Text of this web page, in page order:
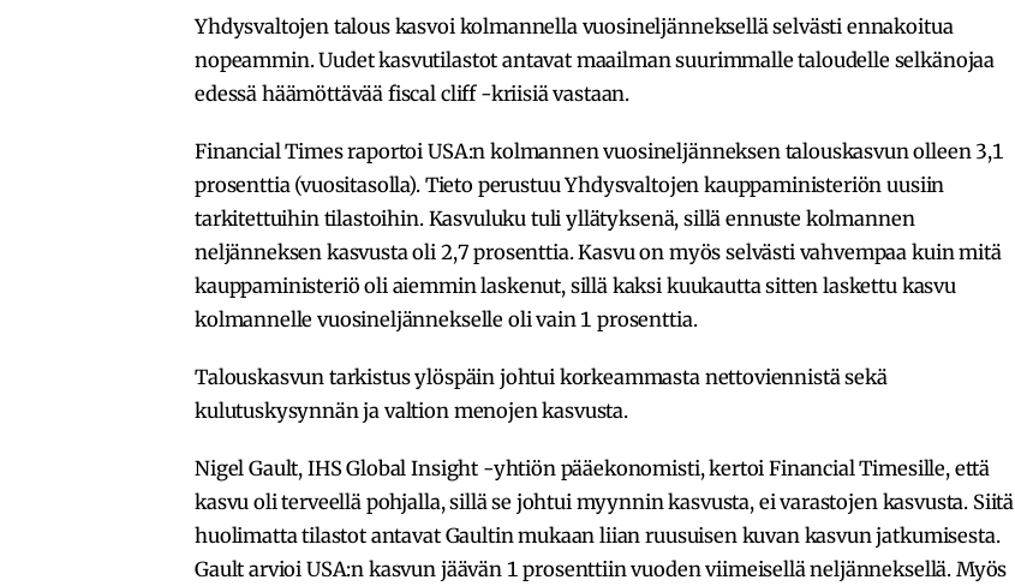
Yhdysvaltojen talous kasvoi kolmannella vuosineljänneksellä selvästi ennakoitua
nopeammin. Uudet kasvutilastot antavat maailman suurimmalle taloudelle selkänojaa
edessä häämöttävää fiscal cliff -kriisiä vastaan.
Financial Times raportoi USA:n kolmannen vuosineljänneksen talouskasvun olleen 3,1
prosenttia (vuositasolla). Tieto perustuu Yhdysvaltojen kauppaministeriön uusiin
tarkitettuihin tilastoihin. Kasvuluku tuli yllätyksenä, sillä ennuste kolmannen
neljänneksen kasvusta oli 2,7 prosenttia. Kasvu on myös selvästi vahvempaa kuin mitä
kauppaministeriö oli aiemmin laskenut, sillä kaksi kuukautta sitten laskettu kasvu
kolmannelle vuosineljännekselle oli vain 1 prosenttia.
Talouskasvun tarkistus ylöspäin johtui korkeammasta nettoviennistä sekä
kulutuskysynnän ja valtion menojen kasvusta.
Nigel Gault, IHS Global Insight -yhtiön pääekonomisti, kertoi Financial Timesille, että
kasvu oli terveellä pohjalla, sillä se johtui myynnin kasvusta, ei varastojen kasvusta. Siitä
huolimatta tilastot antavat Gaultin mukaan liian ruusuisen kuvan kasvun jatkumisesta.
Gault arvioi USA:n kasvun jäävän 1 prosenttiin vuoden viimeisellä neljänneksellä. Myös